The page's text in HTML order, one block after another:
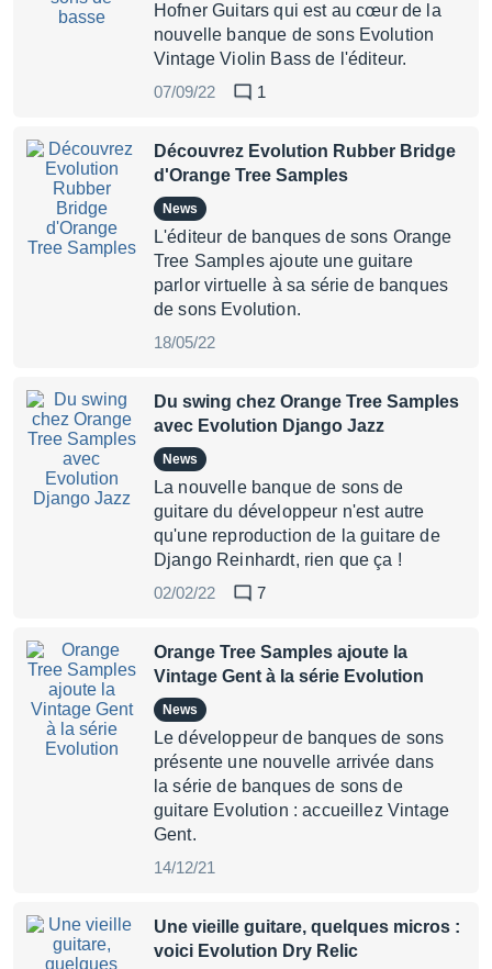
Hofner Guitars qui est au cœur de la
nouvelle banque de sons Evolution
Vintage Violin Bass de l'éditeur.
07/09/22
1
Découvrez Evolution Rubber Bridge
d'Orange Tree Samples
News
L'éditeur de banques de sons Orange
Tree Samples ajoute une guitare
parlor virtuelle à sa série de banques
de sons Evolution.
18/05/22
Du swing chez Orange Tree Samples
avec Evolution Django Jazz
News
La nouvelle banque de sons de
guitare du développeur n'est autre
qu'une reproduction de la guitare de
Django Reinhardt, rien que ça !
02/02/22
7
Orange Tree Samples ajoute la
Vintage Gent à la série Evolution
News
Le développeur de banques de sons
présente une nouvelle arrivée dans
la série de banques de sons de
guitare Evolution : accueillez Vintage
Gent.
14/12/21
Une vieille guitare, quelques micros :
voici Evolution Dry Relic